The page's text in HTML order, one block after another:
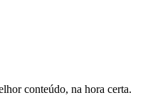
conteúdo, na hora certa.